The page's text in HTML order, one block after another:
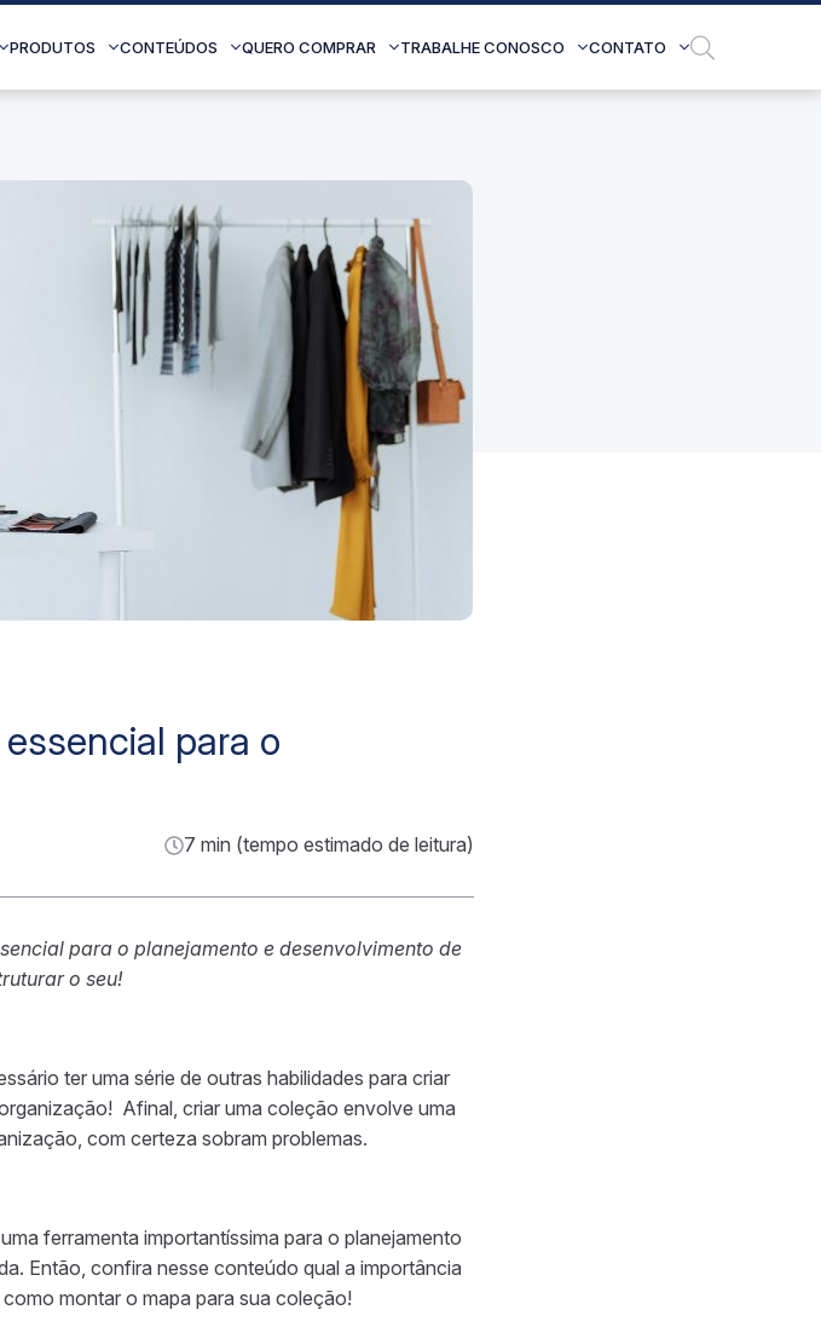
PRODUTOS CONTEÚDOS QUERO COMPRAR TRABALHE CONOSCO CONTATO
para o
7 min (tempo estimado de leitura)
para o planejamento e desenvolvimento de
o seu!
ter uma série de outras habilidades para criar
Afinal, criar uma coleção envolve uma
com certeza sobram problemas.
ferramenta importantíssima para o planejamento
Então, confira nesse conteúdo qual a importância
montar o mapa para sua coleção!